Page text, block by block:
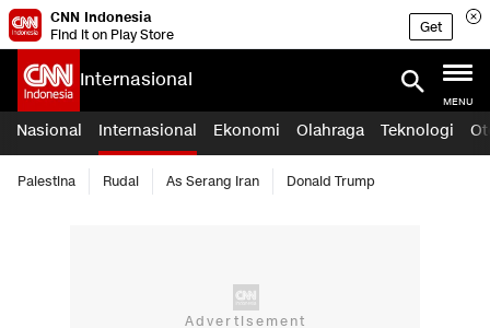
CNN Indonesia
Find it on Play Store
Get
Internasional
MENU
Nasional Internasional Ekonomi Olahraga Teknologi
Palestina Rudal As Serang Iran Donald Trump